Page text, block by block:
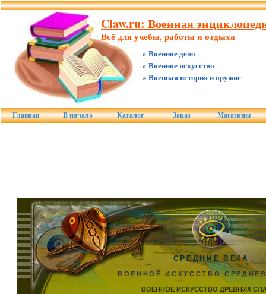
Claw.ru: Военная
Всё для учебы, работы и отдыха
» Военное дело
» Военное искусство
» Военная история и оружие
Главная В начало Каталог Заказ Магазины
СРЕДНИЕ ВЕКА
ВОЕННОЕ ИСКУССТВО
ВОЕННОЕ ИСКУССТВО ДРЕВНИХ